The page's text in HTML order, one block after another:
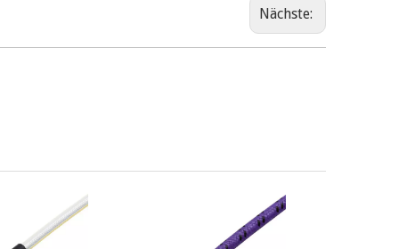
Nächste: